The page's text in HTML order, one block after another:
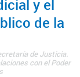
y el
de la
de Justicia.
con el Poder